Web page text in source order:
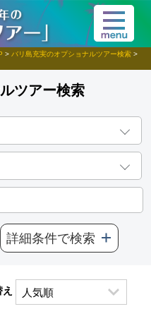
> バリ島充実のオプショナルツアー検索 >
ツアー検索
詳細条件で検索